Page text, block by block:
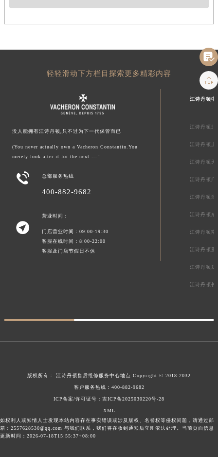
轻轻滑动下方栏目探索更多精彩内容
没人能拥有江诗丹顿,只不过为下一代保管而已
(You never actually own a Vacheron Constantin.You
merely look after it for the next ...”
 总部服务热线
400-882-9682

营业时间：
门店营业时间：09:00-19:30
客服在线时间：8:00-22:00
客服及门店节假日不休
江诗丹顿中
江诗丹顿北
江诗丹顿上
江诗丹顿天
江诗丹顿广
江诗丹顿深
江诗丹顿成
江诗丹顿南
江诗丹顿重
江诗丹顿郑
江诗丹顿长
版权所有： 江诗丹顿售后维修服务中心地点 Copyright © 2018-2032
客户服务热线： 400-882-9682
ICP备案/许可证号：吉ICP备2025030220号-28
XML
如权利人或知情人士发现本站内容存在事实错误或涉及版权、名誉权等侵权问题，请通过邮
箱：2557628530@qq.com 与我们联系，我们将在收到通知后立即依法处理。当前页面信息
更新时间：2026-07-18T15:55:37+08:00

